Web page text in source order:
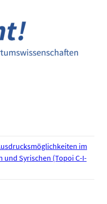
im
und Syrischen (Topoi C-I-